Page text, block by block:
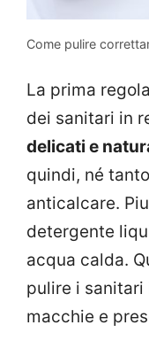
Come pulire
La prima
dei sanitari in
delicati e
quindi, né
anticalcare.
detergente
acqua calda.
pulire i sanitari
macchie e